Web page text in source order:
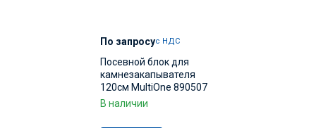
По запросус НДС
Посевной блок для
камнезакапывателя
120см MultiOne 890507
В наличии